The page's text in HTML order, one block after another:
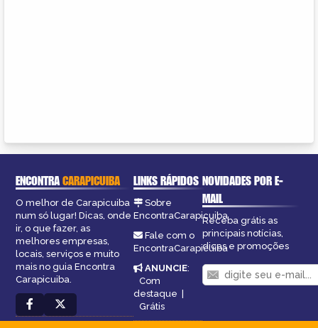
ENCONTRACARAPICUIBA
O melhor de Carapicuiba
num só lugar! Dicas, onde
ir, o que fazer, as
melhores empresas,
locais, serviços e muito
mais no guia Encontra
Carapicuiba.
LINKS RÁPIDOS
Sobre
EncontraCarapicuiba
Fale com o
EncontraCarapicuiba
ANUNCIE:
Com
destaque
Grátis
NOVIDADES POR E-
MAIL
Receba grátis as
principais notícias,
dicas e promoções